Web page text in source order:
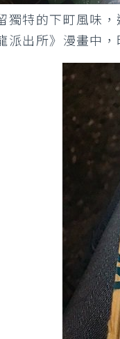
獨特的下町風味
派出所》漫畫中